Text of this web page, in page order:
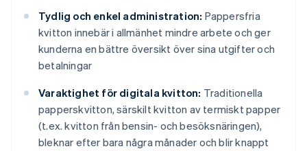
Tydlig och enkel administration: Pappersfria
kvitton innebär i allmänhet mindre arbete och ger
kunderna en bättre översikt över sina utgifter och
betalningar
Varaktighet för digitala kvitton: Traditionella
papperskvitton, särskilt kvitton av termiskt papper
(t.ex. kvitton från bensin- och besöksnäringen),
bleknar efter bara några månader och blir knappt